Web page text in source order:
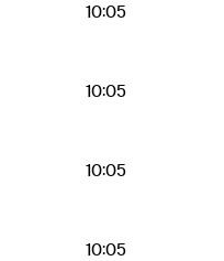
10:05
10:05
10:05
10:05